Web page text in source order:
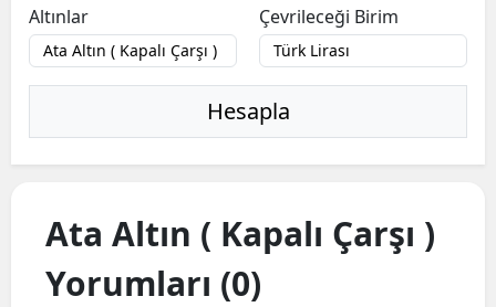
Elazığ
Eskişehir
Giresun
Altınlar
Çevrileceği Birim
Hesapla
Ata Altın ( Kapalı Çarşı )
Yorumları (0)